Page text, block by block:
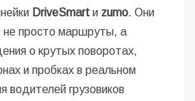
DriveSmart и zumo. Они
не просто маршруты, а
о крутых поворотах,
и пробках в реальном
водителей грузовиков